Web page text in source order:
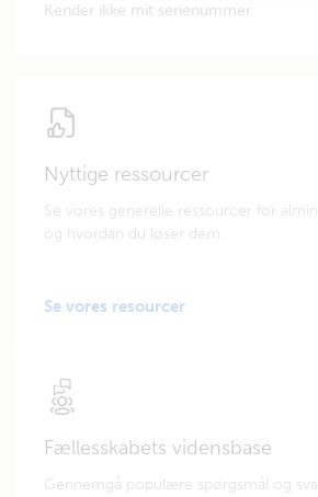
Kender ikke mit serienummer
Nyttige ressourcer
Se vores generelle ressourcer for
og hvordan du løser dem.
Se vores resourcer
Fællesskabets vidensbase
Gennemgå populære spørgsmål og